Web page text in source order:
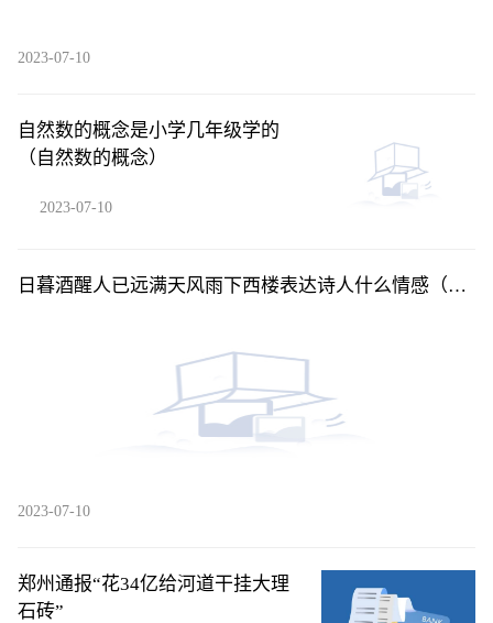
2023-07-10
自然数的概念是小学几年级学的
（自然数的概念）
2023-07-10
日暮酒醒人已远满天风雨下西楼表达诗人什么情感（日
2023-07-10
郑州通报“花34亿给河道干挂大理
石砖”